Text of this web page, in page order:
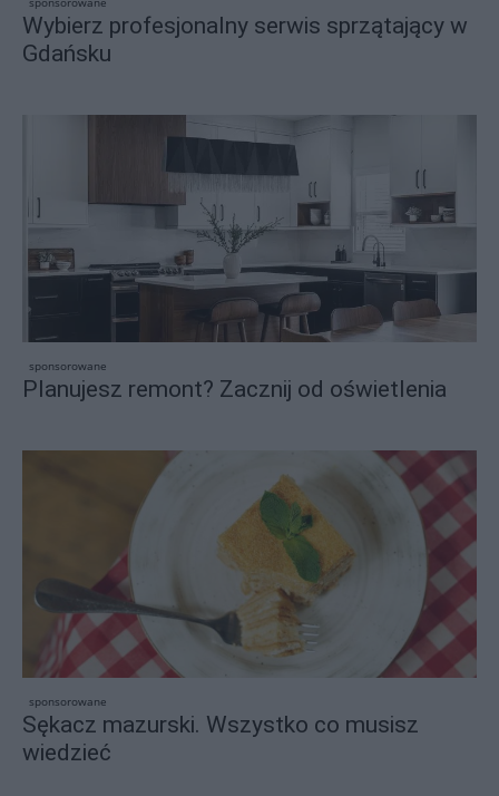
Wybierz profesjonalny serwis sprzątający w
Gdańsku
sponsorowane
Planujesz remont? Zacznij od oświetlenia
sponsorowane
Sękacz mazurski. Wszystko co musisz
wiedzieć